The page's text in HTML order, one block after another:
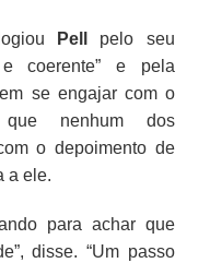
Pell
pelo seu
e coerente” e pela
se engajar com o
nenhum dos
o depoimento de
a ele.
para achar que
disse. “Um passo